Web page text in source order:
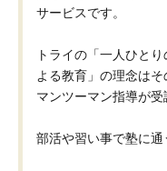
サービスです。
トライの「一人ひと
よる教育」の理念は
マンツーマン指導が受
部活や習い事で塾に通